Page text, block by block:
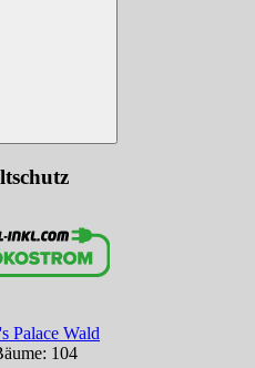
Palace Wald
104